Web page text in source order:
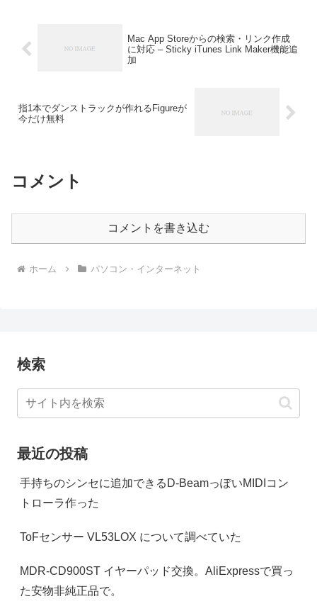
Mac App Storeからの検索・リンク作成
に対応 – Sticky iTunes Link Maker機能追
加
指1本でダンストラックが作れるFigureが
今だけ無料
コメント
コメントを書き込む
ホーム パソコン・インターネット
検索
最近の投稿
手持ちのシンセに追加できるD-BeamっぽいMIDIコン
トローラ作った
ToFセンサー VL53LOX について調べていた
MDR-CD900ST イヤーパッド交換。AliExpressで買っ
た安物非純正品で。